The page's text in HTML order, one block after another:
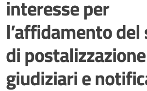
interesse per
l’affidamento
di
giudiziari e